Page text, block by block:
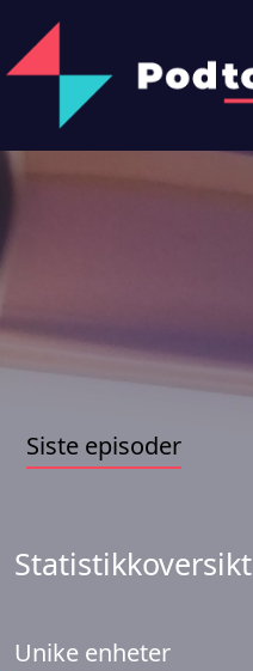
Siste episoder
Statistikkoversikt
Unike enheter